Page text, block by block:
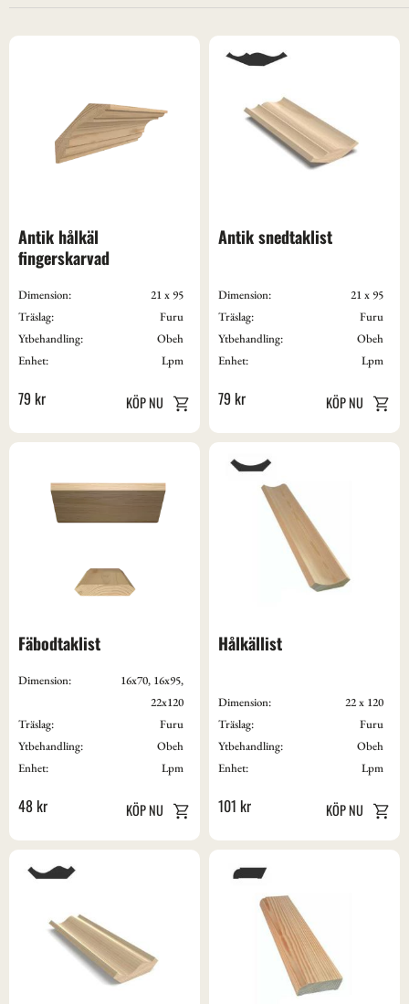
St 2
Antik hålkäl
fingerskarvad
79kr
Dimension:
21 x 95
Träslag:
Furu
Ytbehandling:
Obeh
Enhet:
Lpm
Antik snedtaklist
79kr
Dimension:
21 x 95
Träslag:
Furu
Ytbehandling:
Obeh
Enhet:
Lpm
Fäbodtaklist
48kr
Dimension:
16x70, 16x95,
22x120
Träslag:
Furu
Ytbehandling:
Obeh
Enhet:
Lpm
Hålkällist
101 kr
Dimension:
22 x 120
Träslag:
Furu
Ytbehandling:
Obeh
Enhet:
Lpm